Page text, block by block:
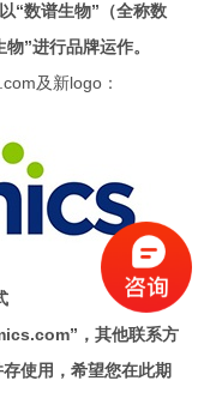
“数谱生物”（全称数
”进行品牌运作。
及新logo：
，其他联系方
使用，希望您在此期